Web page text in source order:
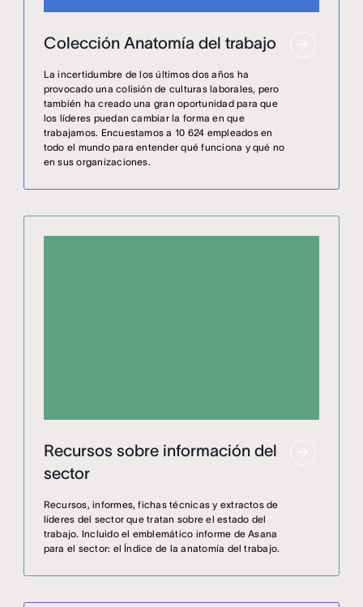
Colección Anatomía del trabajo
La incertidumbre de los últimos dos años ha
provocado una colisión de culturas laborales, pero
también ha creado una gran oportunidad para que
los líderes puedan cambiar la forma en que
trabajamos. Encuestamos a 10 624 empleados en
todo el mundo para entender qué funciona y qué no
en sus organizaciones.
Recursos sobre información del
sector
Recursos, informes, fichas técnicas y extractos de
líderes del sector que tratan sobre el estado del
trabajo. Incluido el emblemático informe de Asana
para el sector: el Índice de la anatomía del trabajo.